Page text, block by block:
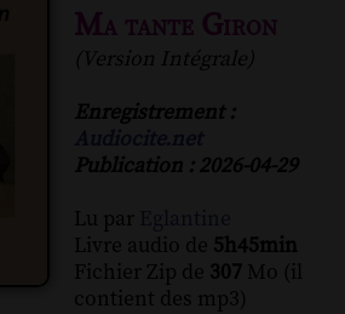
Ma tante Giron
(Version Intégrale)
Enregistrement :
Publication : 2026-04-29
Lu par
Livre audio de 5h45min
Fichier Zip de 307 Mo (il
contient des mp3)